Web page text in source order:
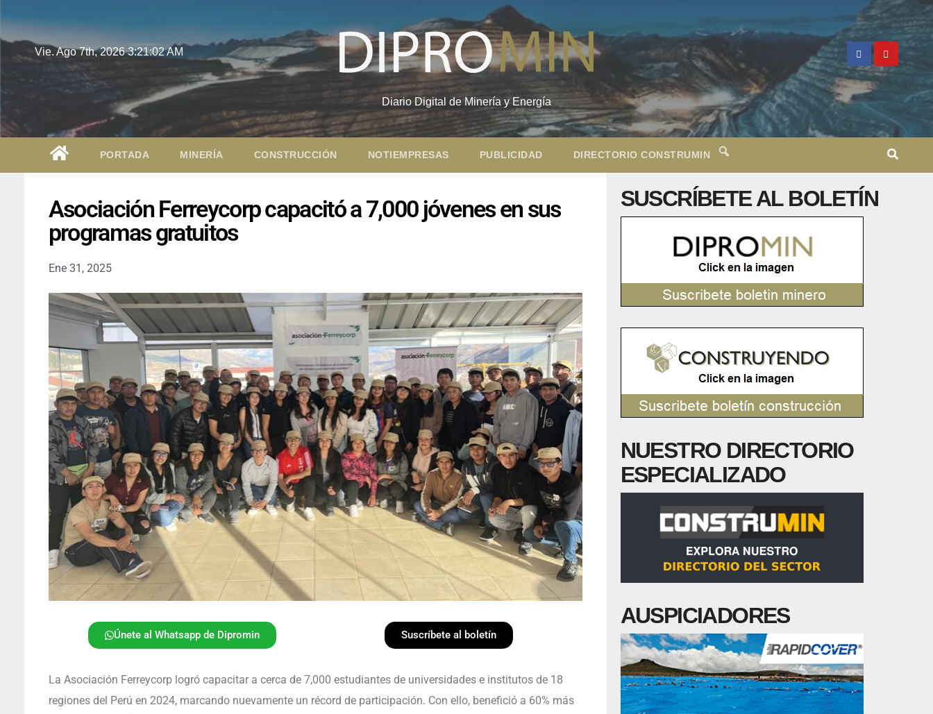
Vie. Ago 7th, 20263:21:03 AM
Diario Digital de Minería y Energía
PORTADA MINERÍA CONSTRUCCIÓN NOTIEMPRESAS PUBLICIDAD DIRECTORIO CONSTRUMIN
Asociación Ferreycorp capacitó a 7,000 jóvenes en sus
programas gratuitos
Ene 31, 2025
Únete al Whatsapp de Dipromin Suscríbete al boletín
La Asociación Ferreycorp logró capacitar a cerca de 7,000 estudiantes de universidades e institutos de 18
regiones del Perú en 2024, marcando nuevamente un récord de participación. Con ello, benefició a 60% más
SUSCRÍBETE AL BOLETÍN
NUESTRO DIRECTORIO
ESPECIALIZADO
AUSPICIADORES